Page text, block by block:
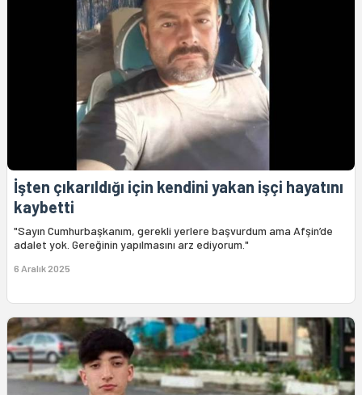
İşten çıkarıldığı için kendini yakan işçi hayatını
kaybetti
"Sayın Cumhurbaşkanım, gerekli yerlere başvurdum ama Afşin’de
adalet yok. Gereğinin yapılmasını arz ediyorum."
6 Aralık 2025